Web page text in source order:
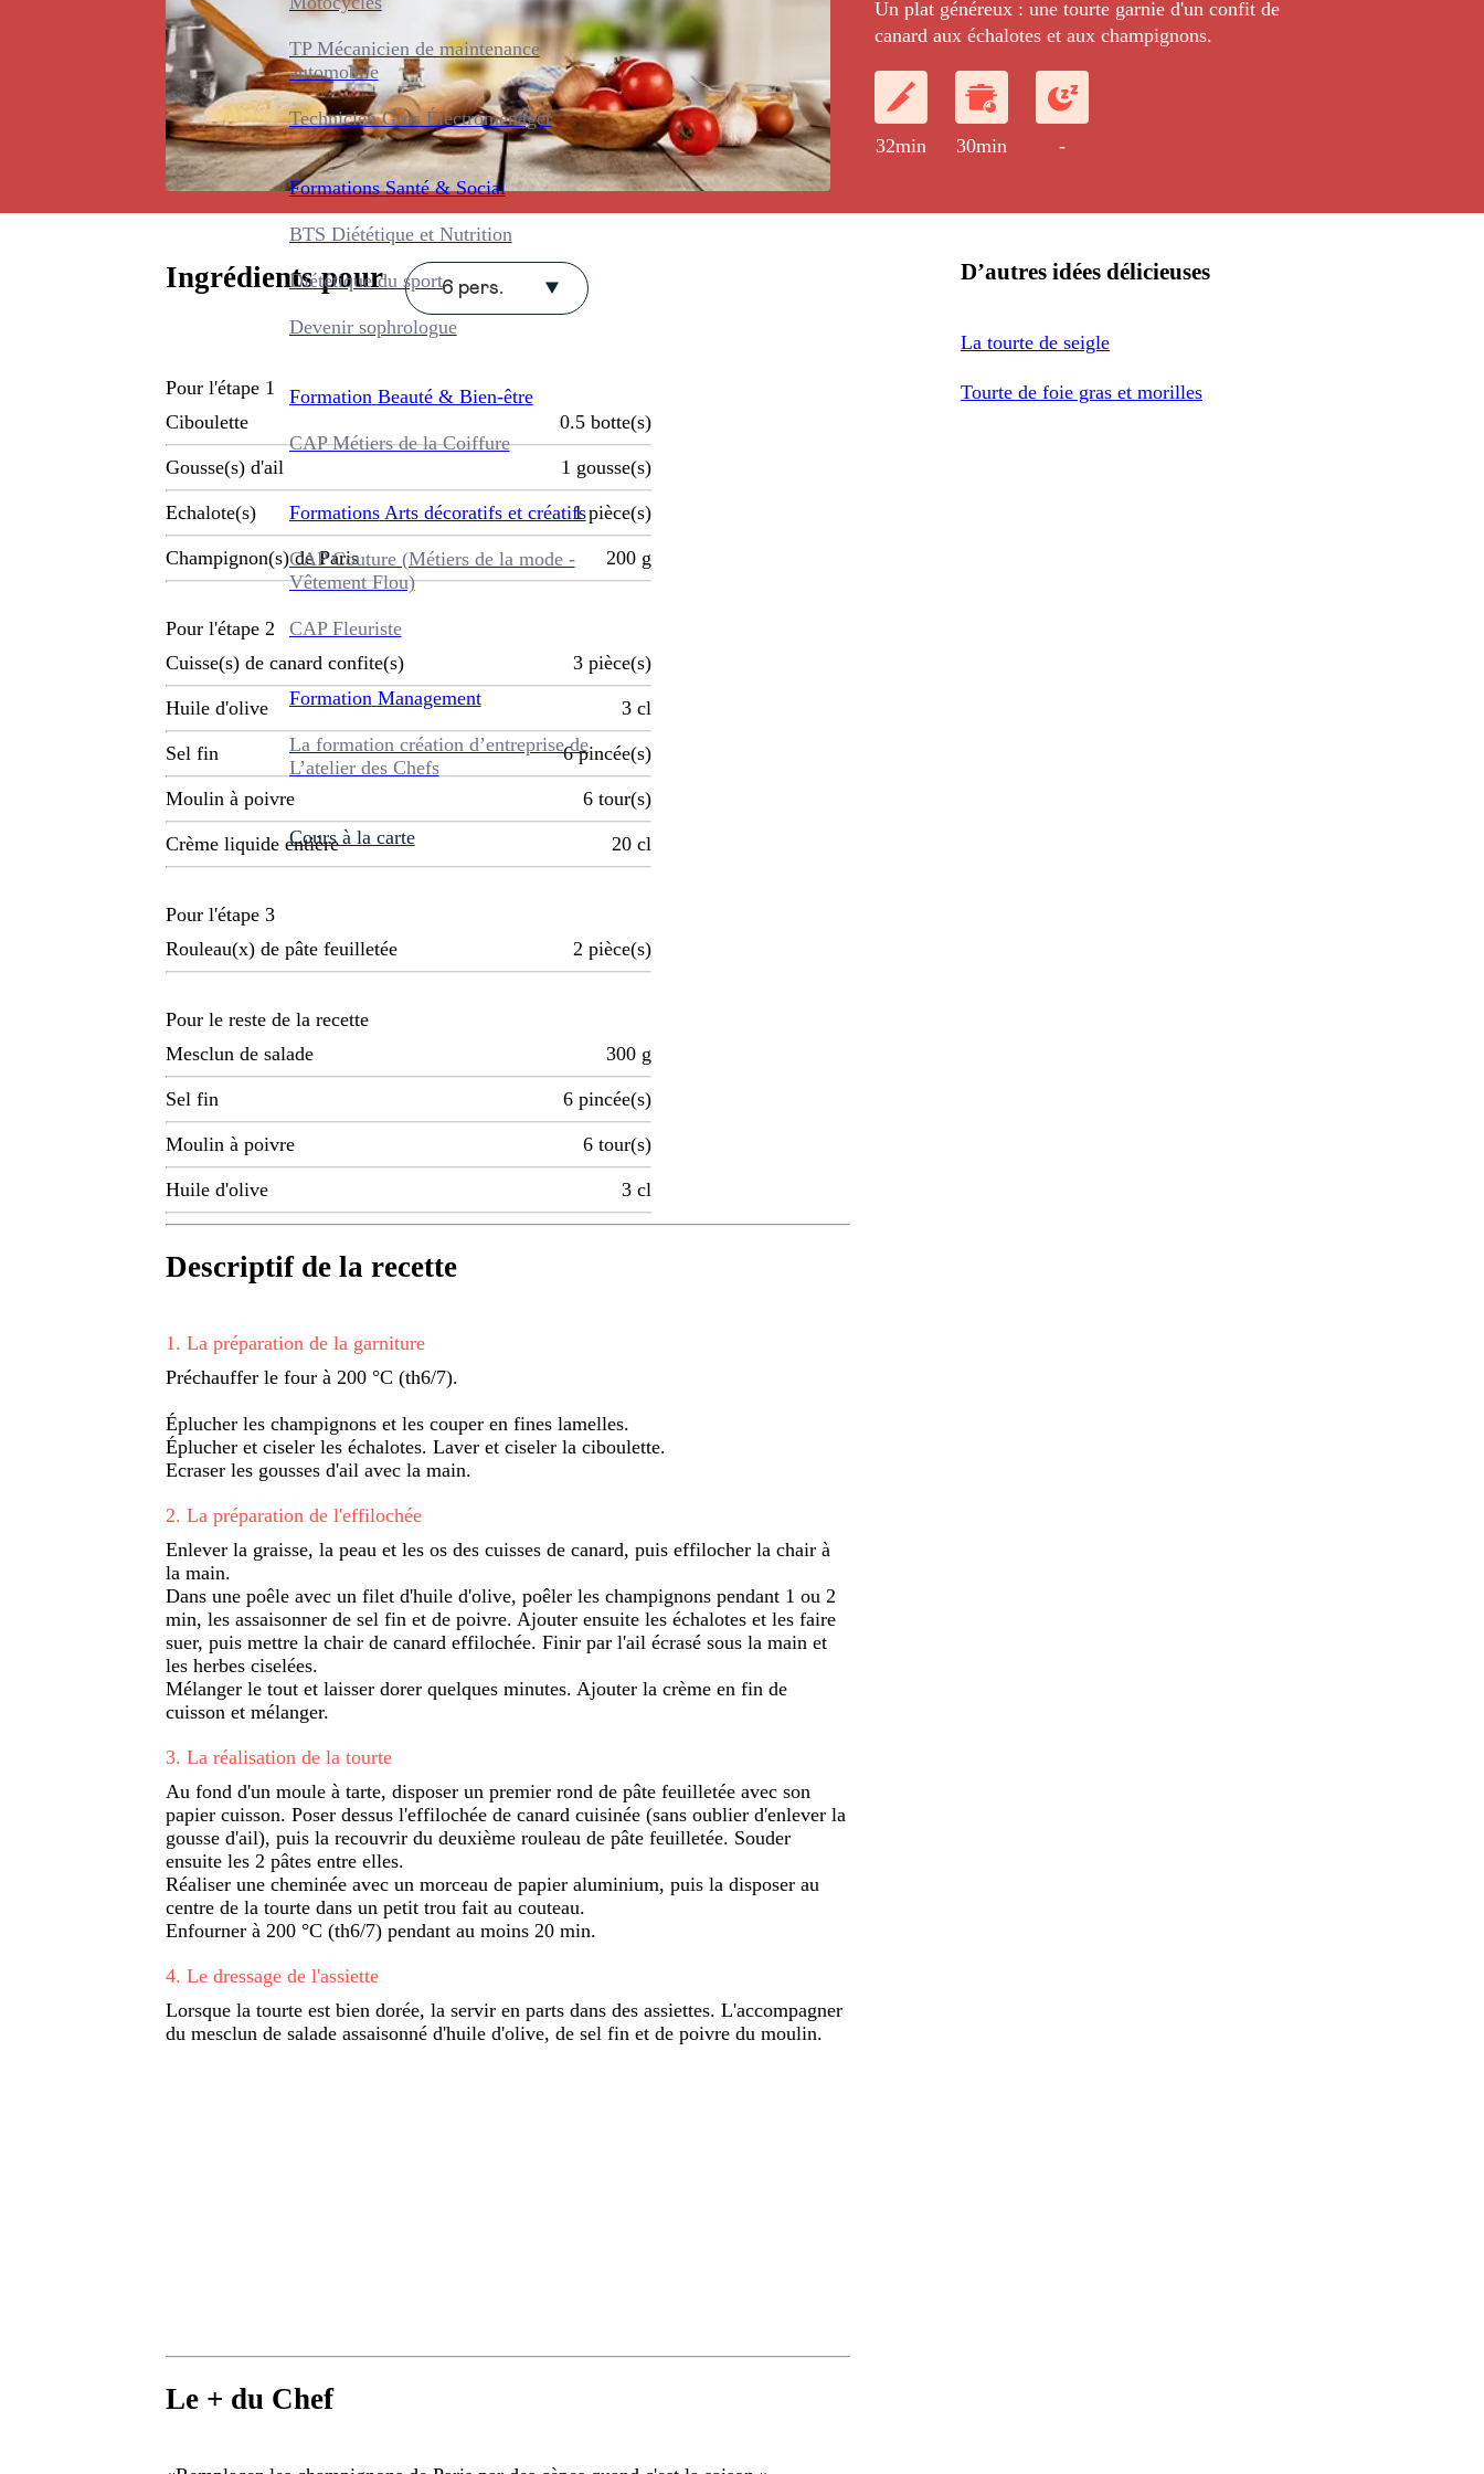
TP Mécanicien de maintenance
automobile
Technicien Gros Électroménager
Formations Santé & Social
BTS Diététique et Nutrition
Diététique du sport
Devenir sophrologue
Formation Beauté & Bien-être
CAP Métiers de la Coiffure
Formations Arts décoratifs et créatifs
CAP Couture (Métiers de la mode -
Vêtement Flou)
CAP Fleuriste
Formation Management
La formation création d’entreprise de
L’atelier des Chefs
Cours à la carte
Un plat généreux : une tourte garnie d'un confit de
canard aux échalotes et aux champignons.
32min 30min -
Ingrédients pour 6 pers.
Pour l'étape 1
Ciboulette
0.5 botte(s)
Gousse(s) d'ail 1 gousse(s)
Echalote(s) 1 pièce(s)
Champignon(s) de Paris 200 g
Pour l'étape 2
Cuisse(s) de canard confite(s)
3 pièce(s)
Huile d'olive 3 cl
Sel fin 6 pincée(s)
Moulin à poivre 6 tour(s)
Crème liquide entière 20 cl
Pour l'étape 3
Rouleau(x) de pâte feuilletée
2 pièce(s)
Pour le reste de la recette
Mesclun de salade
300 g
Sel fin 6 pincée(s)
Moulin à poivre 6 tour(s)
Huile d'olive 3 cl
Descriptif de la recette
1 . La préparation de la garniture
Préchauffer le four à 200 °C (th6/7).
Éplucher les champignons et les couper en fines lamelles.
Éplucher et ciseler les échalotes. Laver et ciseler la ciboulette.
Ecraser les gousses d'ail avec la main.
2. La préparation de l'effilochée
Enlever la graisse, la peau et les os des cuisses de canard, puis effilocher la chair à
la main.
Dans une poêle avec un filet d'huile d'olive, poêler les champignons pendant 1 ou 2
min, les assaisonner de sel fin et de poivre. Ajouter ensuite les échalotes et les faire
suer, puis mettre la chair de canard effilochée. Finir par l'ail écrasé sous la main et
les herbes ciselées.
Mélanger le tout et laisser dorer quelques minutes. Ajouter la crème en fin de
cuisson et mélanger.
3. La réalisation de la tourte
Au fond d'un moule à tarte, disposer un premier rond de pâte feuilletée avec son
papier cuisson. Poser dessus l'effilochée de canard cuisinée (sans oublier d'enlever la
gousse d'ail), puis la recouvrir du deuxième rouleau de pâte feuilletée. Souder
ensuite les 2 pâtes entre elles.
Réaliser une cheminée avec un morceau de papier aluminium, puis la disposer au
centre de la tourte dans un petit trou fait au couteau.
Enfourner à 200 °C (th6/7) pendant au moins 20 min.
4. Le dressage de l'assiette
Lorsque la tourte est bien dorée, la servir en parts dans des assiettes. L'accompagner
du mesclun de salade assaisonné d'huile d'olive, de sel fin et de poivre du moulin.
Le + du Chef
D’autres idées délicieuses
La tourte de seigle
Tourte de foie gras et morilles